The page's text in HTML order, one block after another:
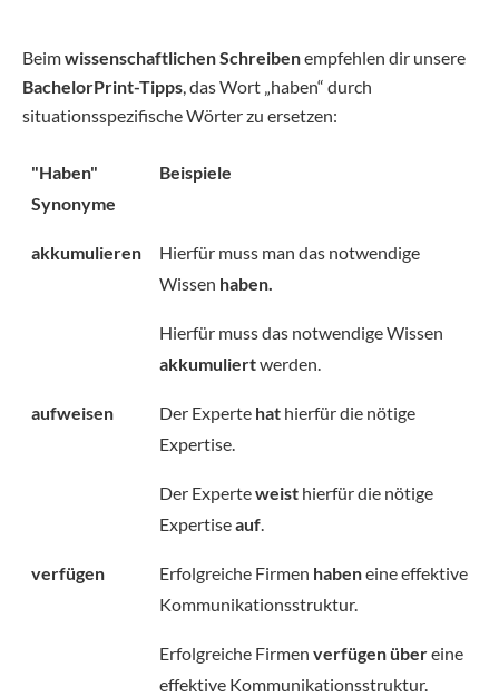
Beimwissenschaftlichen Schreibenempfehlen dir unsere
BachelorPrint-Tipps, das Wort „haben“ durch
situationsspezifische Wörter zu ersetzen:
"Haben"
Synonyme
Beispiele
akkumulieren
Hierfür muss man das notwendige
Wissen haben.
Hierfür muss das notwendige Wissen
akkumuliertwerden.
aufweisen Der Experte hat hierfür die nötige
Expertise.
Der Experteweist hierfür die nötige
Expertiseauf.
verfügen Erfolgreiche Firmen habeneine effektive
Kommunikationsstruktur.
Erfolgreiche Firmen verfügen übereine
effektive Kommunikationsstruktur.